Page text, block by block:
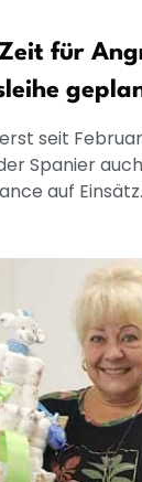
für
seit
Spanier
auf